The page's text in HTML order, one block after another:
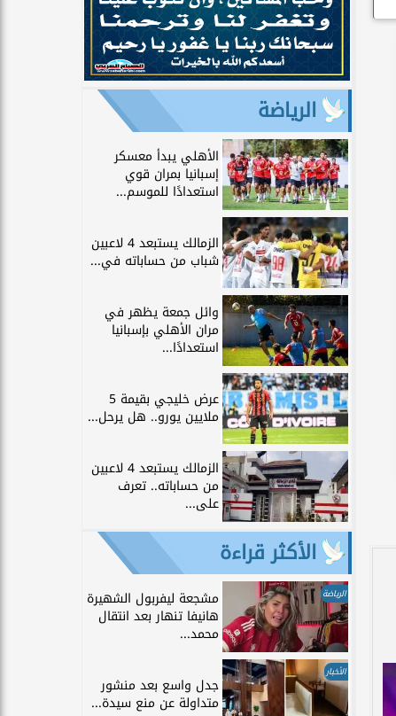
الرياضة
الأهلي يبدأ معسكر
إسبانيا بمران قوي
استعدادًا للموسم...
الزمالك يستبعد 4 لاعبين
شباب من حساباته في...
وائل جمعة يظهر في
مران الأهلي بإسبانيا
استعدادًا...
عرض خليجي بقيمة 5
ملايين يورو.. هل يرحل...
الزمالك يستبعد 4 لاعبين
من حساباته.. تعرف
على...
الأكثر قراءة
الرياضة مشجعة ليفربول الشهيرة
هانيفا تنهار بعد انتقال
محمد...
الأخبار
جدل واسع بعد منشور
متداولة عن منع سيدة...